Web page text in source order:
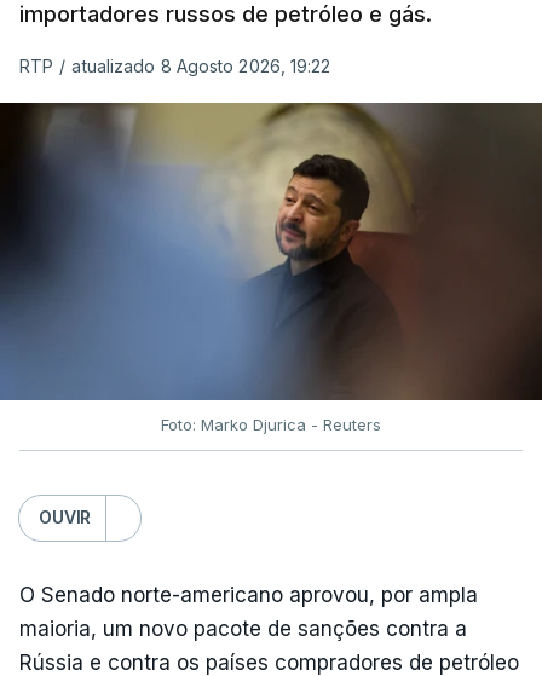
importadores russos de petróleo e gás.
RTP / atualizado 8 Agosto 2026, 19:22
Foto: Marko Djurica - Reuters
OUVIR
O Senado norte-americano aprovou, por ampla
maioria, um novo pacote de sanções contra a
Rússia e contra os países compradores de petróleo